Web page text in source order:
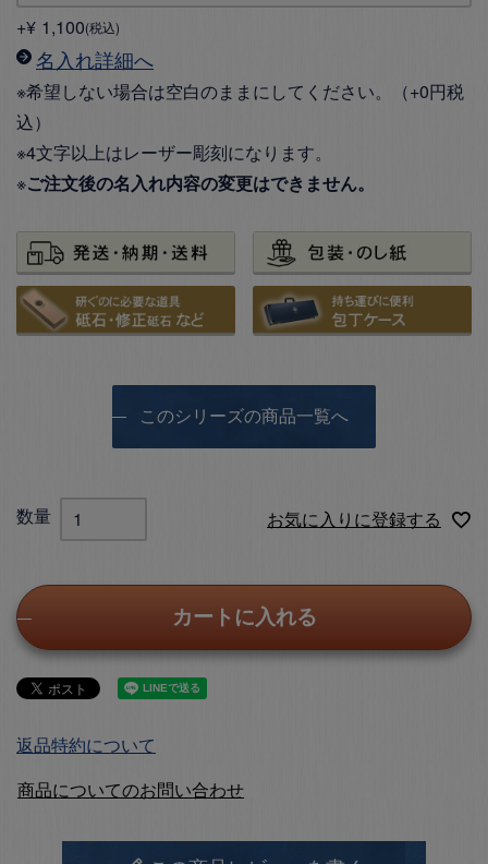
+¥ 1,100 税込
名入れ詳細へ
※希望しない場合は空白のままにしてください。（+0円税
込）
※4文字以上はレーザー彫刻になります。
※ご注文後の名入れ内容の変更はできません。
このシリーズの商品一覧へ
お気に入りに登録する
カートに入れる
返品特約について
商品についてのお問い合わせ